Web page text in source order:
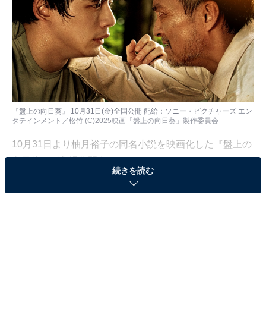
『盤上の向日葵』 10月31日(金)全国公開 配給：ソニー・ピクチャーズ エン
タテインメント／松竹 (C)2025映画「盤上の向日葵」製作委員会
10月31日より柚月裕子の同名小説を映画化した『盤上の
目玉となるのは、坂口健太郎と渡辺謙の初共演にして、
続きを読む